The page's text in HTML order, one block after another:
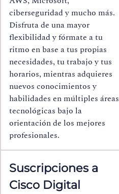
ciberseguridad y mucho más.
Disfruta de una mayor
flexibilidad y fórmate a tu
ritmo en base a tus propias
necesidades, tu trabajo y tus
horarios, mientras adquieres
nuevos conocimientos y
habilidades en múltiples áreas
tecnológicas bajo la
orientación de los mejores
profesionales.
Suscripciones a
Cisco Digital